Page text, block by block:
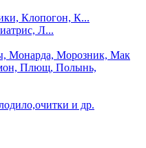
Клопогон, К...
Л...
Монарда, Морозник, Мак
Плющ, Полынь,
и др.